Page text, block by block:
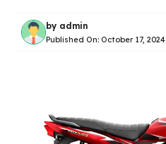
by admin
Published On: October 17, 2024